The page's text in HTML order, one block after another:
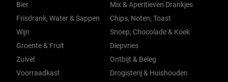
Bier
Frisdrank, Water & Sappen
Wijn
Groente & Fruit
Zuivel
Voorraadkast
Mix & Aperitieven Drankjes
Chips, Noten, Toast
Snoep, Chocolade & Koek
Diepvries
Ontbijt & Beleg
Drogisterij & Huishouden